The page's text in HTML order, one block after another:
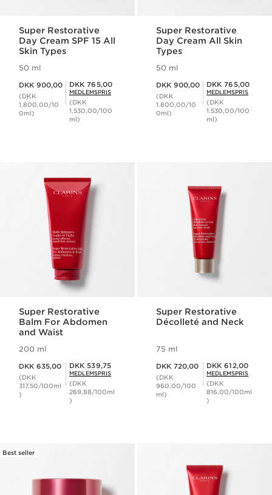
Super Restorative
Day Cream SPF 15 All
Skin Types
50 ml
DKK 900,00
(DKK
1.800,00/10
0ml)
Medlemspris DKK 765,00
DKK 765,00
MEDLEMSPRIS
(DKK
1.530,00/100
ml)
Super Restorative
Day Cream All Skin
Types
50 ml
DKK 900,00
(DKK
1.800,00/10
0ml)
Medlemspris DKK 765,00
DKK 765,00
MEDLEMSPRIS
(DKK
1.530,00/100
ml)
Super Restorative
Balm For Abdomen
and Waist
200 ml
DKK 635,00
(DKK
317,50/100ml
)
Medlemspris DKK 539,75
DKK 539,75
MEDLEMSPRIS
(DKK
269,88/100ml
)
Super Restorative
Décolleté and Neck
75 ml
DKK 720,00
(DKK
960,00/100
ml)
Medlemspris DKK 612,00
DKK 612,00
MEDLEMSPRIS
(DKK
816,00/100ml
)
Best seller